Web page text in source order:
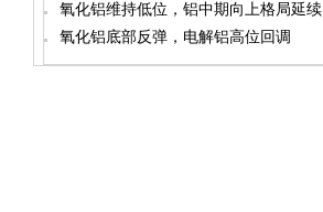
氧化铝维持低位，铝中期向上格局延续
氧化铝底部反弹，电解铝高位回调